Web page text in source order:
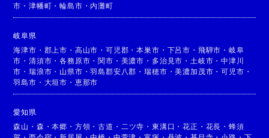
市 ・津幡町 ・輪島市 ・ 内灘町
岐阜県
海津市 ・ 郡上市 ・ 高山市 ・可児郡 ・本巣市 ・ 下呂市 ・ 飛騨市 ・ 岐阜
市 ・清須市 ・各務原市 ・関市 ・ 美濃市 ・ 多治見市 ・ 土岐市 ・中津川
市 ・瑞浪市 ・ 山県市 ・羽島郡安八郡 ・瑞穂市 ・美濃加茂市 ・可児市 ・
羽島市 ・ 大垣市 ・ 恵那市
愛知県
森山 ・ 森 ・本郷 ・ 方領 ・古道 ・ 二ツ寺 ・ 東溝口 ・花正 ・ 花長 ・ 蜂須